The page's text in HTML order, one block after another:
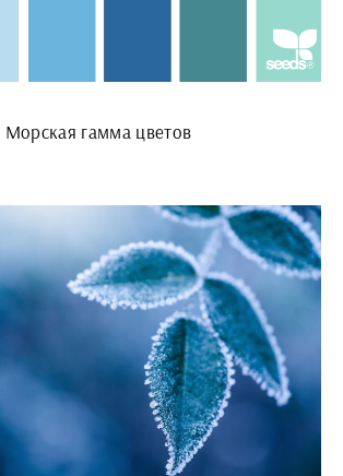
Морская гамма цветов